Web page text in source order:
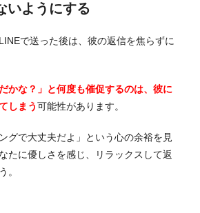
いようにする
で送った後は、彼の返信を焦らずに
かな？」と何度も催促するのは、彼に
しまう可能性があります。
グで大丈夫だよ」という心の余裕を見
たに優しさを感じ、リラックスして返
。